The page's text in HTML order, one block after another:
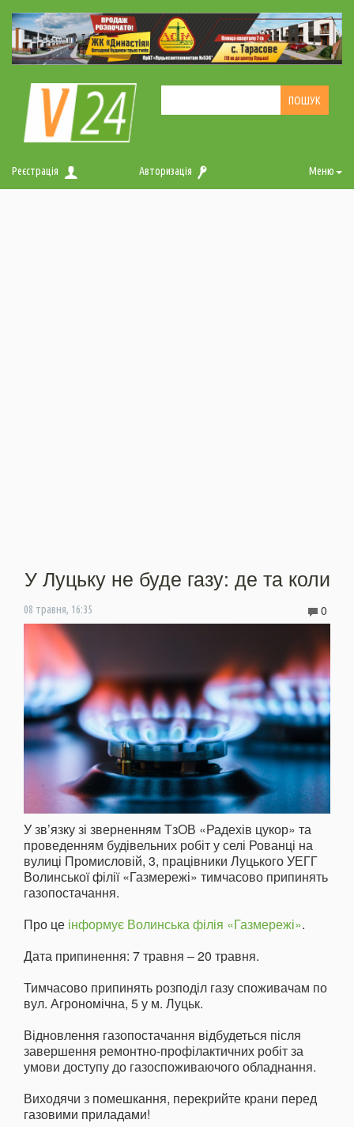
Реєстрація Авторизація Меню
У Луцьку не буде газу: де та коли
08 травня, 16:35 0
У зв’язку зі зверненням ТзОВ «Радехів цукор» та
проведенням будівельних робіт у селі Рованці на
вулиці Промисловій, 3, працівники Луцького УЕГГ
Волинської філії «Газмережі» тимчасово припинять
газопостачання.
Про це інформує Волинська філія «Газмережі».
Дата припинення: 7 травня – 20 травня.
Тимчасово припинять розподіл газу споживачам по
вул. Агрономічна, 5 у м. Луцьк.
Відновлення газопостачання відбудеться після
завершення ремонтно-профілактичних робіт за
умови доступу до газоспоживаючого обладнання.
Виходячи з помешкання, перекрийте крани перед
газовими приладами!